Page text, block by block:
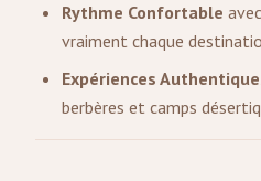
Rythme Confortable
vraiment chaque
Expériences
berbères et camps